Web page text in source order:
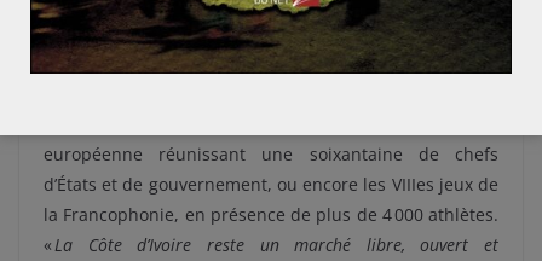
grands chantiers en cours et succès des mois écoulés :
poursuite des travaux de la première ligne du métro
européenne réunissant une soixantaine de chefs
d’États et de gouvernement, ou encore les VIIIes jeux de
la Francophonie, en présence de plus de 4 000 athlètes.
« La Côte d’Ivoire reste un marché libre, ouvert et